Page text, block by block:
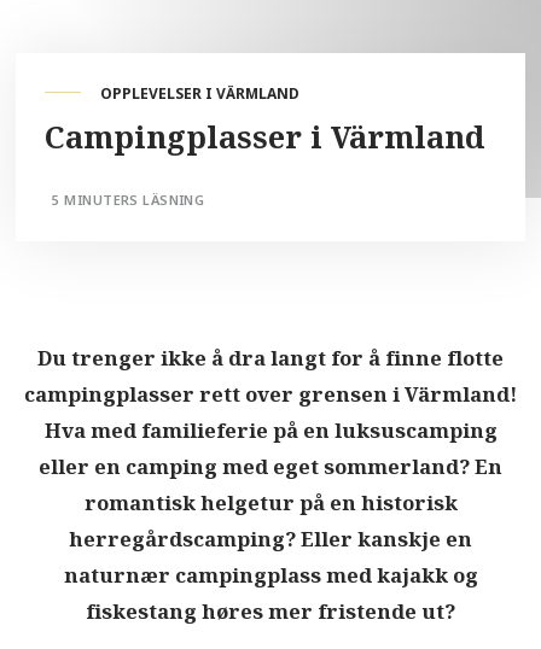
OPPLEVELSER I VÄRMLAND
Campingplasser i Värmland
5 MINUTERS LÄSNING
Du trenger ikke å dra langt for å finne flotte
campingplasser rett over grensen i Värmland!
Hva med familieferie på en luksuscamping
eller en camping med eget sommerland? En
romantisk helgetur på en historisk
herregårdscamping? Eller kanskje en
naturnær campingplass med kajakk og
fiskestang høres mer fristende ut?